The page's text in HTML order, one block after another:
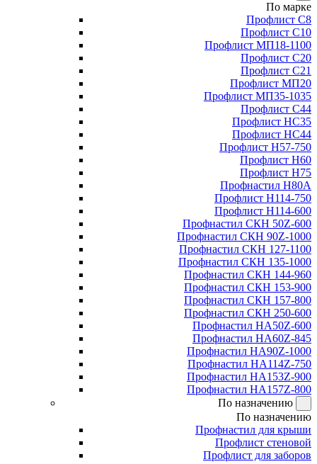
По марке
Профлист С8
Профлист С10
Профлист МП18-1100
Профлист С20
Профлист С21
Профлист МП20
Профлист МП35-1035
Профлист С44
Профлист НС35
Профлист НС44
Профлист Н57-750
Профлист Н60
Профлист Н75
Профнастил Н80А
Профлист Н114-750
Профлист Н114-600
Профнастил СКН 50Z-600
Профнастил СКН 90Z-1000
Профнастил СКН 127-1100
Профнастил СКН 135-1000
Профнастил СКН 144-960
Профнастил СКН 153-900
Профнастил СКН 157-800
Профнастил СКН 250-600
Профнастил НА50Z-600
Профнастил НА60Z-845
Профнастил НА90Z-1000
Профнастил НА114Z-750
Профнастил НА153Z-900
Профнастил НА157Z-800
По назначению
По назначению
Профнастил для крыши
Профлист стеновой
Профлист для заборов